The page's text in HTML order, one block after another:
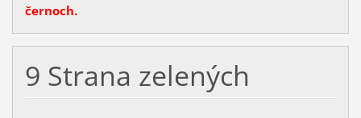
černoch.
9 Strana zelených